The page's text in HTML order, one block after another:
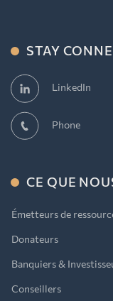
STAY
LinkedIn
Phone
CE QUE
Émetteurs de
Donateurs
Banquiers &
Conseillers